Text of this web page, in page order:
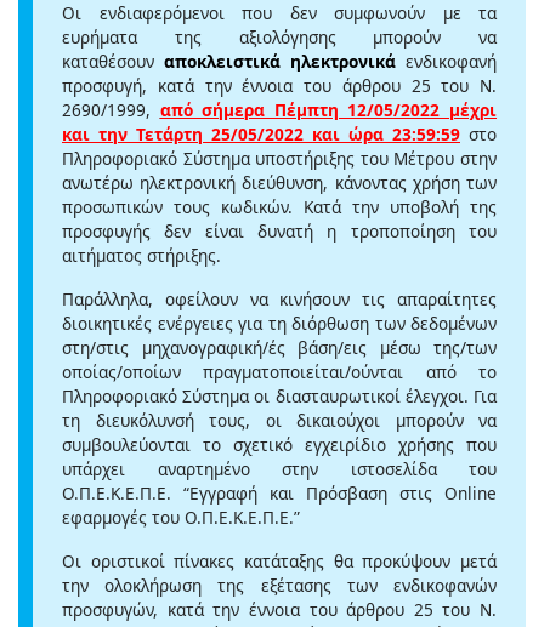
Οι ενδιαφερόμενοι που δεν συμφωνούν με τα
ευρήματα της αξιολόγησης μπορούν να
καταθέσουν αποκλειστικά ηλεκτρονικά ενδικοφανή
προσφυγή, κατά την έννοια του άρθρου 25 του Ν.
2690/1999, από σήμερα Πέμπτη 12/05/2022 μέχρι
και την Τετάρτη 25/05/2022 και ώρα 23:59:59 στο
Πληροφοριακό Σύστημα υποστήριξης του Μέτρου στην
ανωτέρω ηλεκτρονική διεύθυνση, κάνοντας χρήση των
προσωπικών τους κωδικών. Κατά την υποβολή της
προσφυγής δεν είναι δυνατή η τροποποίηση του
αιτήματος στήριξης.
Παράλληλα, οφείλουν να κινήσουν τις απαραίτητες
διοικητικές ενέργειες για τη διόρθωση των δεδομένων
στη/στις μηχανογραφική/ές βάση/εις μέσω της/των
οποίας/οποίων πραγματοποιείται/ούνται από το
Πληροφοριακό Σύστημα οι διασταυρωτικοί έλεγχοι. Για
τη διευκόλυνσή τους, οι δικαιούχοι μπορούν να
συμβουλεύονται το σχετικό εγχειρίδιο χρήσης που
υπάρχει αναρτημένο στην ιστοσελίδα του
Ο.Π.Ε.Κ.Ε.Π.Ε. “Εγγραφή και Πρόσβαση στις Online
εφαρμογές του Ο.Π.Ε.Κ.Ε.Π.Ε.”
Οι οριστικοί πίνακες κατάταξης θα προκύψουν μετά
την ολοκλήρωση της εξέτασης των ενδικοφανών
προσφυγών, κατά την έννοια του άρθρου 25 του Ν.